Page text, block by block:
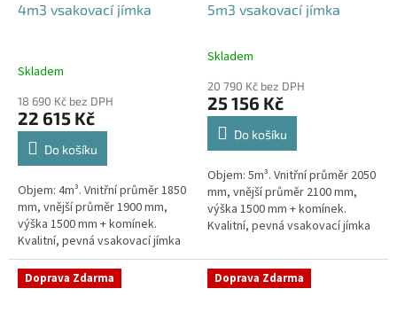
4m3 vsakovací jímka
Skladem
18 690 Kč bez DPH
22 615 Kč
Do košíku
Objem: 4m³. Vnitřní průměr 1850
mm, vnější průměr 1900 mm,
výška 1500 mm + komínek.
Kvalitní, pevná vsakovací jímka
(nádrž) bez potřeby
obetonování Průměr přítoku a
odtoku +...
5m3 vsakovací jímka
Průměrné
produktu
je
5,0
hvězdiček.
Skladem
20 790 Kč bez DPH
25 156 Kč
Do košíku
Objem: 5m³. Vnitřní průměr 2050
mm, vnější průměr 2100 mm,
výška 1500 mm + komínek.
Kvalitní, pevná vsakovací jímka
obetonování Průměr přítoku a
odtoku +...
Doprava Zdarma Doprava Zdarma